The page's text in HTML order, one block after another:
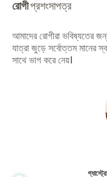
রোগীপ্রশংসাপত্র
আমাদের রোগীরা ভবিষ্যতের
যাত্রা জুড়ে সর্বোত্তম মানের
সাথে ভাগ করে নেয়।